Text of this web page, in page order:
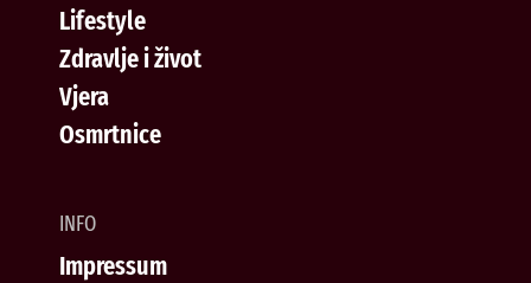
Lifestyle
Zdravlje i život
Vjera
Osmrtnice
INFO
Impressum